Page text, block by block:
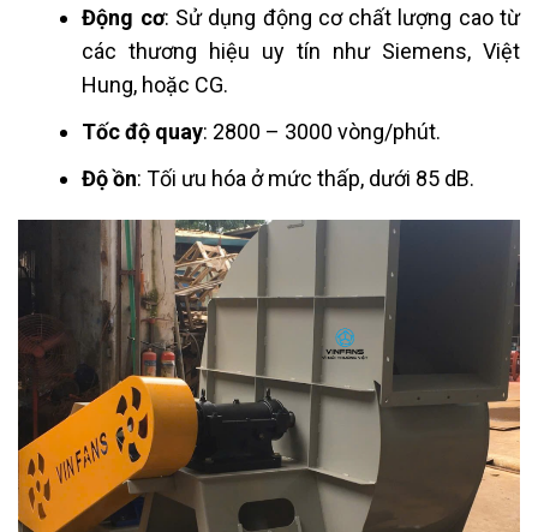
Động cơ: Sử dụng động cơ chất lượng cao từ
các thương hiệu uy tín như Siemens, Việt
Hung, hoặc CG.
Tốc độ quay: 2800 – 3000 vòng/phút.
Độ ồn: Tối ưu hóa ở mức thấp, dưới 85 dB.